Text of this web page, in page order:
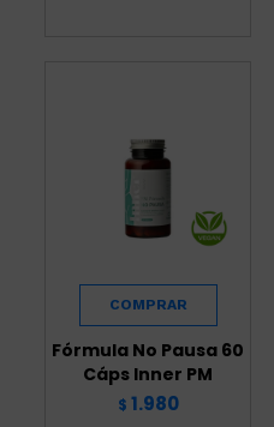
Fórmula No Pausa 60
Cáps Inner PM
$ 1.980